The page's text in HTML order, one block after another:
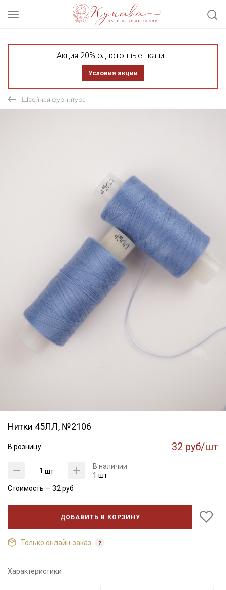
Акция 20% однотонные ткани!
Условия акции
Швейная фурнитура
Нитки 45ЛЛ, №2106
В розницу 32 руб/шт
шт
В наличии
1 шт
Стоимость — 32руб
ДОБАВИТЬ В КОРЗИНУ
Только онлайн-заказ
Характеристики